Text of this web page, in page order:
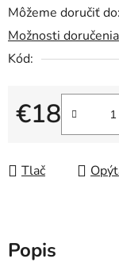
Môžeme doručiť do:
Možnosti doručenia
Kód:
€18
Jednotková cena:
Tlač
Popis